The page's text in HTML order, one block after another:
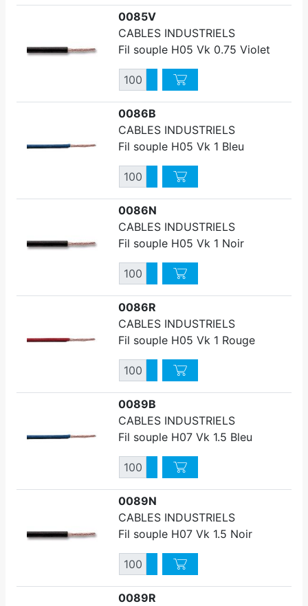
0085V
CABLES INDUSTRIELS
Fil souple H05 Vk 0.75 Violet
QuantitéAugmenter quantité
Diminuer quantité
0086B
CABLES INDUSTRIELS
Fil souple H05 Vk 1 Bleu
QuantitéAugmenter quantité
Diminuer quantité
0086N
CABLES INDUSTRIELS
Fil souple H05 Vk 1 Noir
QuantitéAugmenter quantité
Diminuer quantité
0086R
CABLES INDUSTRIELS
Fil souple H05 Vk 1 Rouge
QuantitéAugmenter quantité
Diminuer quantité
0089B
CABLES INDUSTRIELS
Fil souple H07 Vk 1.5 Bleu
QuantitéAugmenter quantité
Diminuer quantité
0089N
CABLES INDUSTRIELS
Fil souple H07 Vk 1.5 Noir
QuantitéAugmenter quantité
Diminuer quantité
0089R